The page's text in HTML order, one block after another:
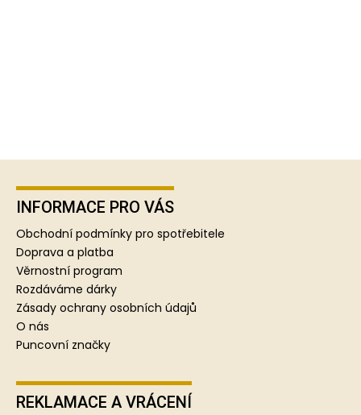
INFORMACE PRO VÁS
Obchodní podmínky pro spotřebitele
Doprava a platba
Věrnostní program
Rozdáváme dárky
Zásady ochrany osobních údajů
O nás
Puncovní značky
REKLAMACE A VRÁCENÍ